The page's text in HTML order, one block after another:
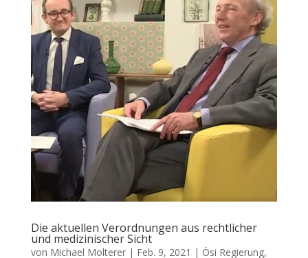
Die aktuellen Verordnungen aus rechtlicher
und medizinischer Sicht
von Michael Molterer| Feb. 9, 2021 | Ösi Regierung,